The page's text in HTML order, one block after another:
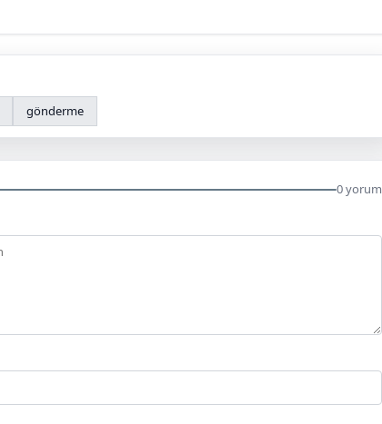
gönderme
0 yorum